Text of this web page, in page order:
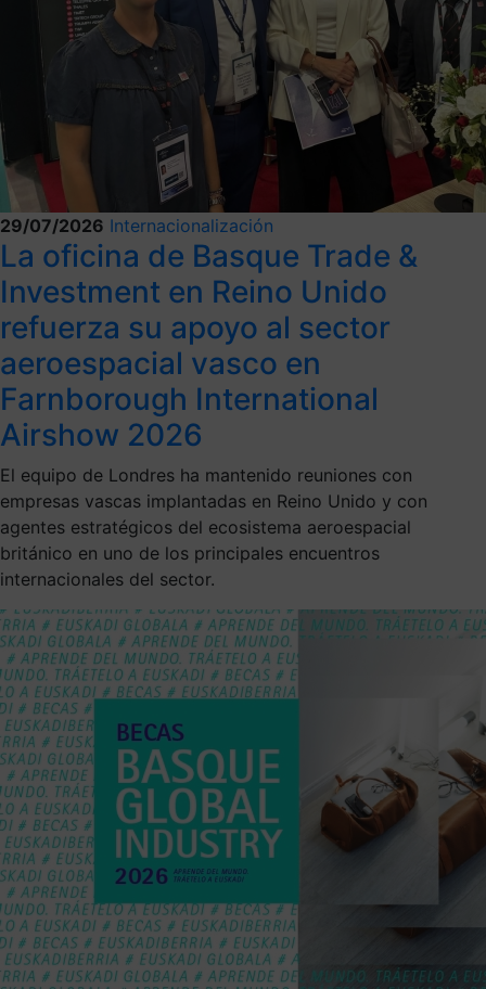
29/07/2026 Internacionalización
La oficina de Basque Trade &
Investment en Reino Unido
refuerza su apoyo al sector
aeroespacial vasco en
Farnborough International
Airshow 2026
El equipo de Londres ha mantenido reuniones con
empresas vascas implantadas en Reino Unido y con
agentes estratégicos del ecosistema aeroespacial
británico en uno de los principales encuentros
internacionales del sector.